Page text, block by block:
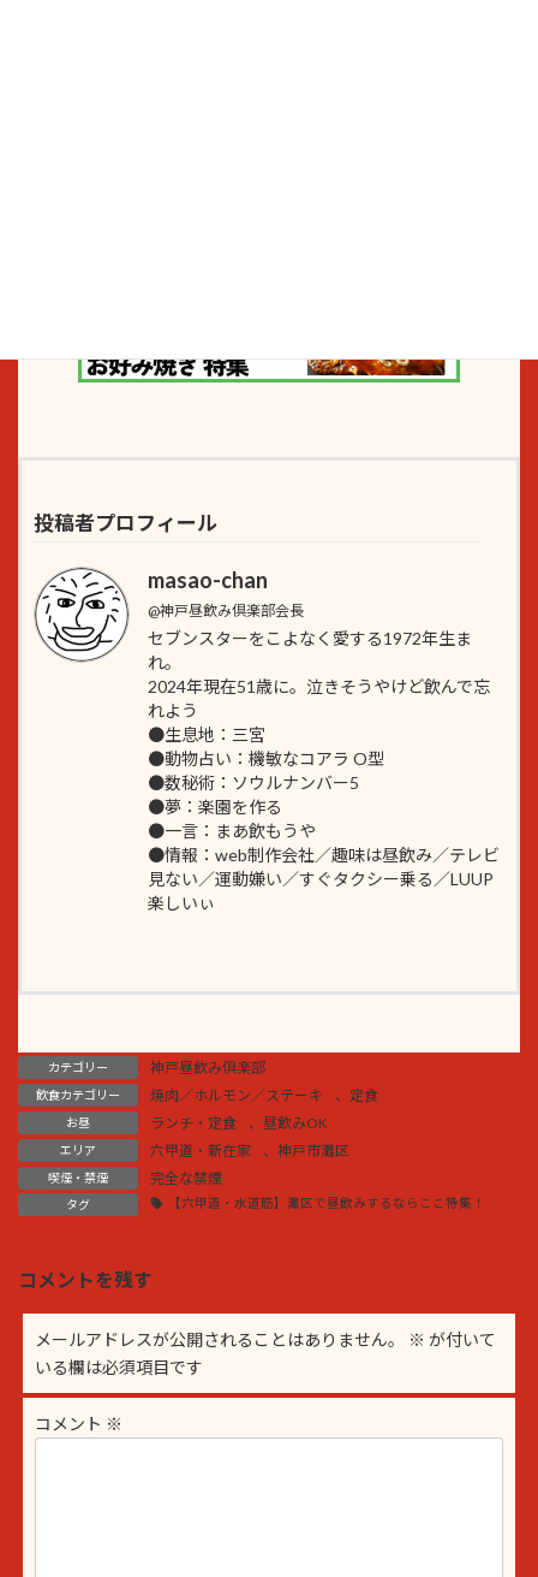
投稿者プロフィール
masao-chan
@神戸昼飲み倶楽部会長
セブンスターをこよなく愛する1972年生ま
れ。
2024年現在51歳に。泣きそうやけど飲んで忘
れよう
●生息地：三宮
●動物占い：機敏なコアラ O型
●数秘術：ソウルナンバー5
●夢：楽園を作る
●一言：まあ飲もうや
●情報：web制作会社／趣味は昼飲み／テレビ
見ない／運動嫌い／すぐタクシー乗る／LUUP
楽しいぃ
カテゴリー 神戸昼飲み倶楽部
飲食カテゴリー 焼肉／ホルモン／ステーキ 、 定食
お昼 ランチ・定食 、 昼飲みOK
エリア 六甲道・新在家 、 神戸市灘区
喫煙・禁煙 完全な禁煙
タグ 【六甲道・水道筋】灘区で昼飲みするならここ特集！
コメントを残す
メールアドレスが公開されることはありません。 ※ が付いて
いる欄は必須項目です
コメント ※